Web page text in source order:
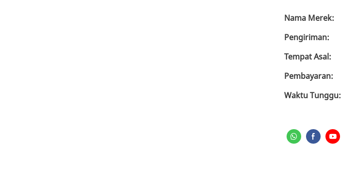
Nama Merek:
Pengiriman:
Tempat Asal:
Pembayaran:
Waktu Tunggu: